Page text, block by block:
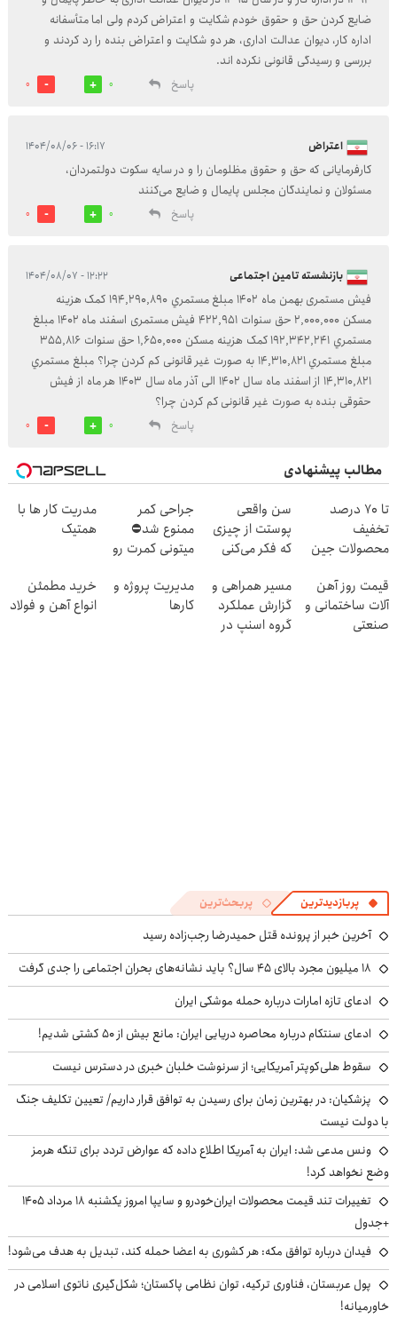
ضایع کردن حق و حقوق خودم شکایت و اعتراض کردم ولی اما متأسفانه
اداره کار، دیوان عدالت اداری، هر دو شکایت و اعتراض بنده را رد کردند و
بررسی و رسیدگی قانونی نکرده اند.
پاسخ
0
0
اعتراض ۱۶:۱۷ - ۱۴۰۴/۰۸/۰۶
کارفرمایانی که حق و حقوق مظلومان را و در سایه سکوت دولتمردان،
مسئولان و نمایندگان مجلس پایمال و ضایع می‌کنند
پاسخ
0
0
بازنشسته تامین اجتماعی ۱۲:۲۲ - ۱۴۰۴/۰۸/۰۷
فیش مستمری بهمن ماه 1402 مبلغ مستمري 194,290,890 کمک هزينه
مسکن 2,000,000 حق سنوات 422,951 فیش مستمری اسفند ماه 1402 مبلغ
مستمري 192,342,241 کمک هزينه مسکن 1,650,000 حق سنوات 355,816
مبلغ مستمري 14,310,821 به صورت غیر قانونی کم کردن چرا؟ مبلغ مستمري
14,310,821 از اسفند ماه سال 1402 الی آذر ماه سال 1403 هر ماه از فیش
حقوقی بنده به صورت غیر قانونی کم کردن چرا؟
پاسخ
0
0
مطالب پیشنهادی
تا 70 درصد
تخفیف
محصولات جین
4 قسط
سن واقعی
پوستت از چیزی
که فکر می‌کنی
جراحی کمر
ممنوع شد⛔
میتونی کمرت رو
کنی! 👈🏻
پرسش‌نامه
مدریت کار ها با
همتیک
قیمت روز آهن
آلات ساختمانی و
صنعتی
مسیر همراهی و
گزارش عملکرد
گروه اسنپ در
مدیریت پروژه و
کارها
خرید مطمئن
انواع آهن و فولاد
پربازدیدترین پربحث‌ترین
آخرین خبر از پرونده قتل حمیدرضا رجب‌زاده رسید
۱۸ میلیون مجرد بالای ۴۵ سال؟ باید نشانه‌های بحران اجتماعی را جدی گرفت
ادعای تازه امارات درباره حمله موشکی ایران
ادعای سنتکام درباره محاصره دریایی ایران: مانع بیش از ۵۰ کشتی شدیم!
سقوط هلی‌کوپتر آمریکایی؛ از سرنوشت خلبان خبری در دسترس نیست
پزشکیان‌: در بهترین زمان برای رسیدن به توافق قرار داریم/ تعیین تکلیف جنگ
با دولت نیست
ونس مدعی شد: ایران به آمریکا اطلاع داده که عوارض تردد برای تنگه هرمز
وضع نخواهد کرد!
تغییرات تند قیمت محصولات ایران‌خودرو و سایپا امروز یکشنبه ۱۸ مرداد ۱۴۰۵
+جدول
فیدان درباره توافق مکه: هر کشوری به اعضا حمله کند، تبدیل به هدف می‌شود!
پول عربستان، فناوری ترکیه، توان نظامی پاکستان؛ شکل‌گیری ناتوی اسلامی در
خاورمیانه!